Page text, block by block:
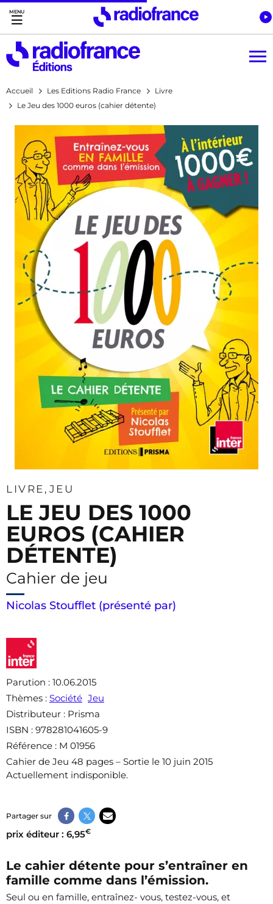
Accès direct :
Menu principal
Contenu
Accueil Les Editions Radio France
Livre
Le Jeu des 1000 euros (cahier détente)
LIVRE JEU
LE JEU DES 1000
EUROS (CAHIER
DÉTENTE)
Cahier de jeu
Nicolas Stoufflet (présenté par)
Parution : 10.06.2015
Thèmes : Société Jeu
Distributeur : Prisma
ISBN : 978281041605-9
Référence : M 01956
Cahier de Jeu 48 pages – Sortie le 10 juin 2015
Actuellement indisponible.
Partager sur
prix éditeur : 6,95€
Le cahier détente pour s’entraîner en
famille comme dans l’émission.
Seul ou en famille, entraînez- vous, testez-vous, et